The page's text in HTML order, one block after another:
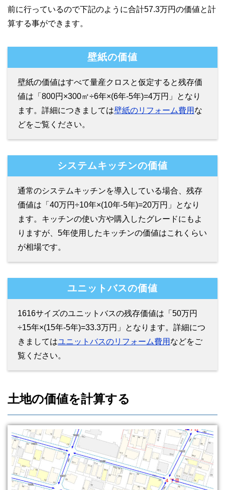
前に行っているので下記のように合計57.3万円の価値と計
算する事ができます。
壁紙の価値
壁紙の価値はすべて量産クロスと仮定すると残存価
値は「800円×300㎡÷6年×(6年-5年)=4万円」となり
ます。詳細につきましては壁紙のリフォーム費用 な
どをご覧ください。
システムキッチンの価値
通常のシステムキッチンを導入している場合、残存
価値は「40万円÷10年×(10年-5年)=20万円」となり
ます。キッチンの使い方や購入したグレードにもよ
りますが、5年使用したキッチンの価値はこれくらい
が相場です。
ユニットバスの価値
1616サイズのユニットバスの残存価値は「50万円
÷15年×(15年-5年)=33.3万円」となります。詳細につ
きましてはユニットバスのリフォーム費用 などをご
覧ください。
土地の価値を計算する